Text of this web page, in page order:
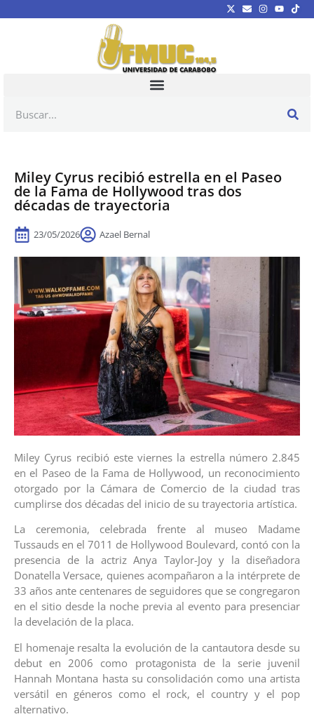
Miley Cyrus recibió estrella en el Paseo
de la Fama de Hollywood tras dos
décadas de trayectoria
23/05/2026 Azael Bernal
Miley Cyrus recibió este viernes la estrella número 2.845
en el Paseo de la Fama de Hollywood, un reconocimiento
otorgado por la Cámara de Comercio de la ciudad tras
cumplirse dos décadas del inicio de su trayectoria artística.
La ceremonia, celebrada frente al museo Madame
Tussauds en el 7011 de Hollywood Boulevard, contó con la
presencia de la actriz Anya Taylor-Joy y la diseñadora
Donatella Versace, quienes acompañaron a la intérprete de
33 años ante centenares de seguidores que se congregaron
en el sitio desde la noche previa al evento para presenciar
la develación de la placa.
El homenaje resalta la evolución de la cantautora desde su
debut en 2006 como protagonista de la serie juvenil
Hannah Montana hasta su consolidación como una artista
versátil en géneros como el rock, el country y el pop
alternativo.